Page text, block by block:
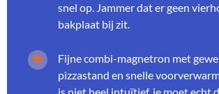
snel op. Jammer dat er geen
bakplaat bij zit.
Fijne combi-magnetron met
pizzastand en snelle